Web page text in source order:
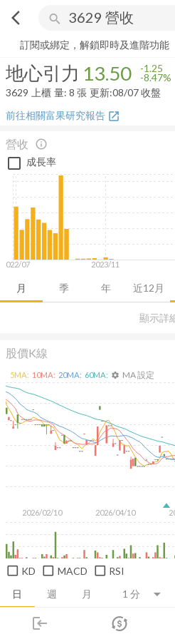
arrow_back_ios search
login
市場
地心引力 13.50-8.47%
訂閱或綁定，解鎖即時及進階功能
地心引力 13.50 -1.25
-8.47%
3629
上櫃 量: 8 張 更新:08/07 收盤
前往相關富果研究報告 open_in_new
營收
顯示詳
info_outline
月 季 年 近12月
成長率
2022/07 2023/11
股價K線
日 週 月
2026/02/10 2026/04/10
5MA: 10MA: 20MA: 60MA: settings MA 設定
KD MACD RSI
推薦卡片